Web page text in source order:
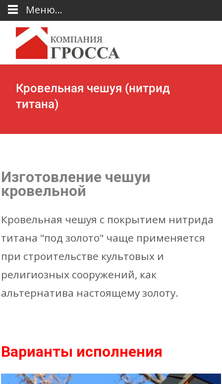
Кровельная чешуя (нитрид
титана)
Изготовление чешуи
кровельной
Кровельная чешуя с покрытием нитрида
титана "под золото" чаще применяется
при строительстве культовых и
религиозных сооружений, как
альтернатива настоящему золоту.
Варианты исполнения
Меню...